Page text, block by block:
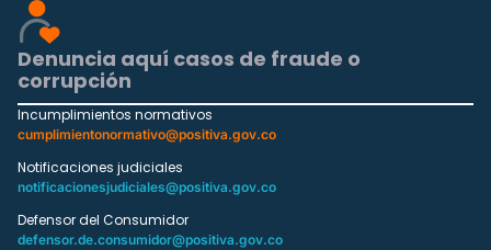
Denuncia aquí casos de fraude o
corrupción
Incumplimientos normativos
cumplimientonormativo@positiva.gov.co
Notificaciones judiciales
notificacionesjudiciales@positiva.gov.co
Defensor del Consumidor
defensor.de.consumidor@positiva.gov.co